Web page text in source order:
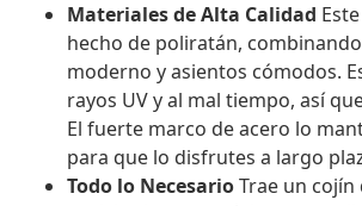
Materiales de Alta Calidad
hecho de poliratán,
moderno y asientos cómodos.
rayos UV y al mal tiempo, así
El fuerte marco de acero lo
para que lo disfrutes a largo
Todo lo NecesarioTrae un cojín